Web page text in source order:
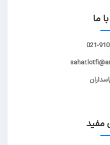
ما
021-
مفید